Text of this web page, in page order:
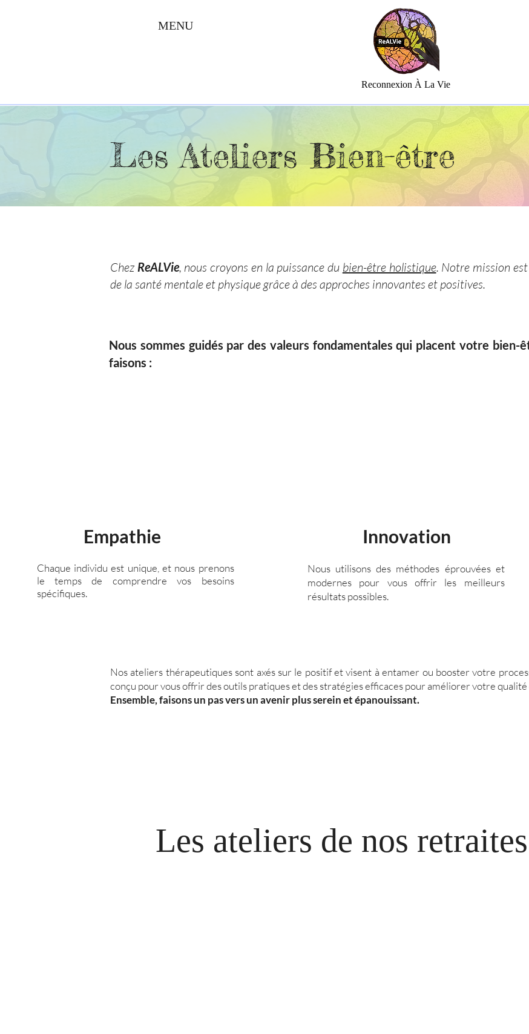
MENU
Reconnexion À La Vie
Les Ateliers Bien-être
Chez ReALVie, nous croyons en la puissance du bien-être holistique. Notre mission
de la santé mentale et physique grâce à des approches innovantes et positives.
Nous sommes guidés par des valeurs fondamentales qui placent votre
faisons :
Empathie
Chaque individu est unique, et nous prenons
le temps de comprendre vos besoins
spécifiques.
Innovation​
Nous utilisons des méthodes éprouvées et
modernes pour vous offrir les meilleurs
résultats possibles.
Nos ateliers thérapeutiques sont axés sur le positif et visent à entamer ou booster votre
conçu pour vous offrir des outils pratiques et des stratégies efficaces pour améliorer votre qualité
Ensemble, faisons un pas vers un avenir plus serein et épanouissant.
Les ateliers de nos